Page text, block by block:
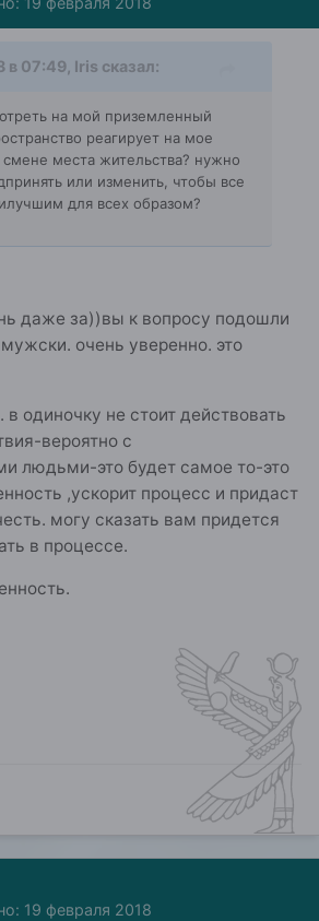
в 07:49, Iris сказал:
на мой приземленный
реагирует на мое
места жительства? нужно
или изменить, чтобы все
для всех образом?
даже за))вы к вопросу подошли
очень уверенно. это
в одиночку не стоит действовать
вероятно с
людьми-это будет самое то-это
,ускорит процесс и придаст
могу сказать вам придется
в процессе.
19 февраля 2018